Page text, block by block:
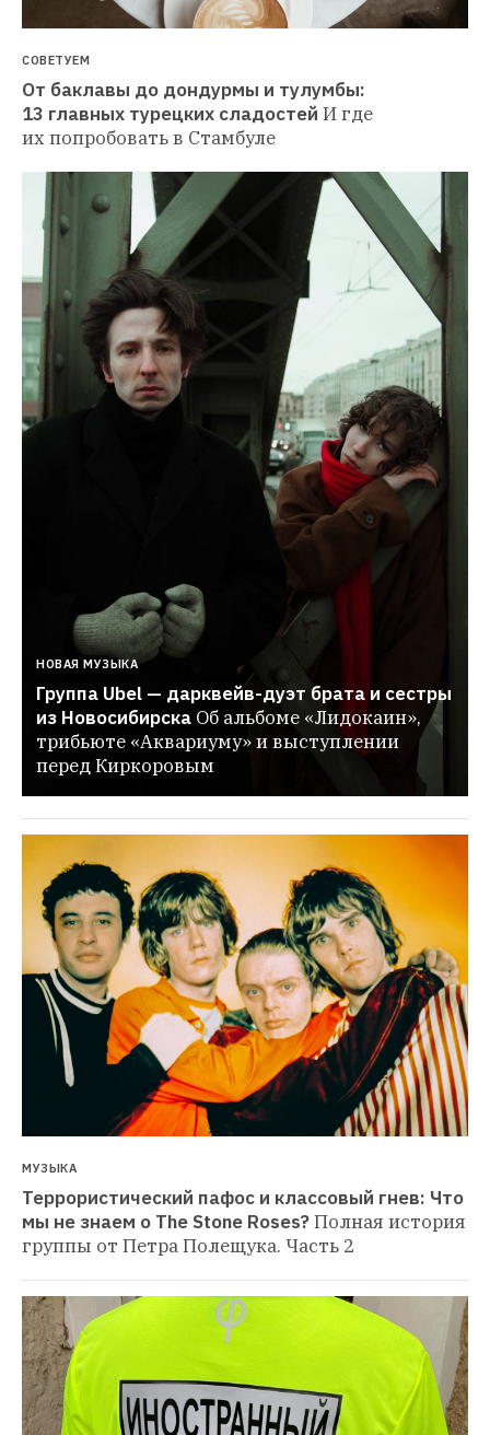
СОВЕТУЕМ
От баклавы до дондурмы и тулумбы:
13 главных турецких сладостей И где
их попробовать в Стамбуле
НОВАЯ МУЗЫКА
Группа Ubel — дарквейв-дуэт брата и сестры
из Новосибирска Об альбоме «Лидокаин»,
трибьюте «Аквариуму» и выступлении
перед Киркоровым
МУЗЫКА
Террористический пафос и классовый гнев: Что
мы не знаем о The Stone Roses?Полная история
группы от Петра Полещука. Часть 2